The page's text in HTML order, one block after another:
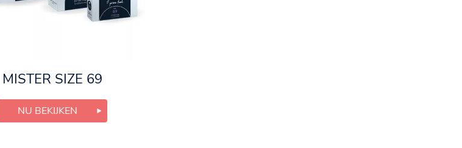
MISTER SIZE 69
NU BEKIJKEN